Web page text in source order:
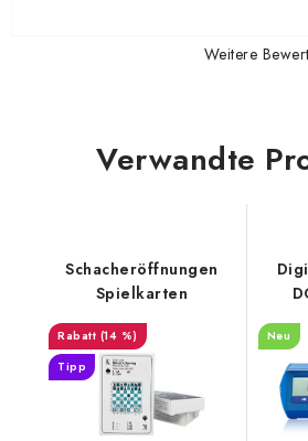
Weitere
Verwandte
Schacheröffnungen
Spielkarten
(14 %)
Tipp
Neu